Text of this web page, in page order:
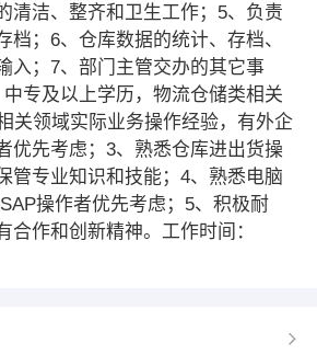
清洁、整齐和卫生工作；5、负责
档；6、仓库数据的统计、存档、
入；7、部门主管交办的其它事
专及以上学历，物流仓储类相关
关领域实际业务操作经验，有外企
优先考虑；3、熟悉仓库进出货操
管专业知识和技能；4、熟悉电脑
操作者优先考虑；5、积极耐
合作和创新精神。工作时间：